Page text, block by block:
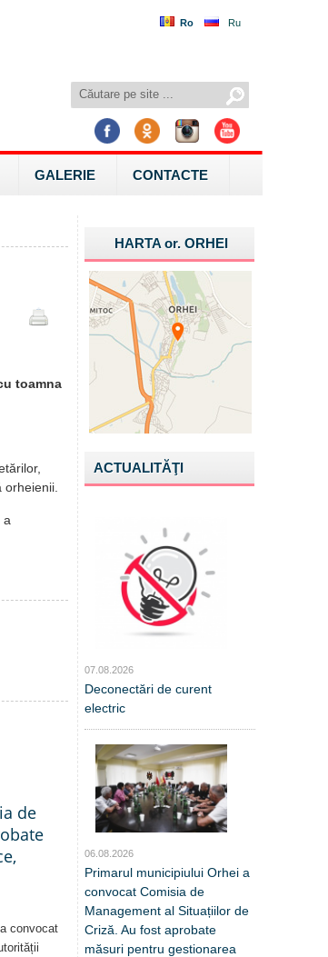
Ro Ru
GALERIE CONTACTE
toamna
a
de
convocat
HARTA or.ORHEI
ACTUALITĂŢI
07.08.2026
Deconectări de curent
electric
06.08.2026
Primarul municipiului Orhei a
convocat Comisia de
Management al Situațiilor de
Criză. Au fost aprobate
măsuri pentru gestionarea